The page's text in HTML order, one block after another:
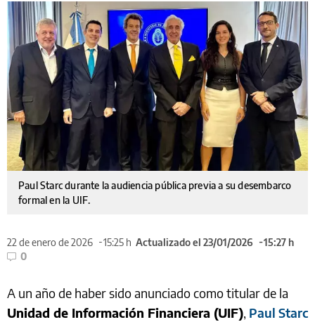
Paul Starc durante la audiencia pública previa a su desembarco
formal en la UIF.
22 de enero de 2026 15:25 h Actualizado el 23/01/2026
15:27 h
0
A un año de haber sido anunciado como titular de la
Unidad de Información Financiera (UIF), Paul Starc